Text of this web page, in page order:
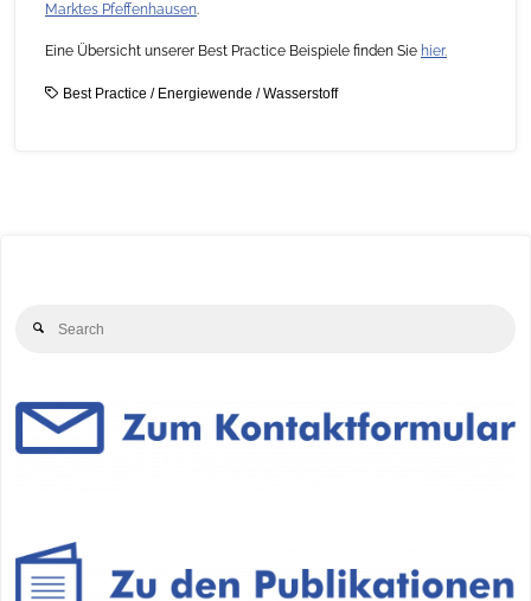
Marktes Pfeffenhausen.
Eine Übersicht unserer Best Practice Beispiele finden Sie hier.
Best Practice / Energiewende /Wasserstoff
Search